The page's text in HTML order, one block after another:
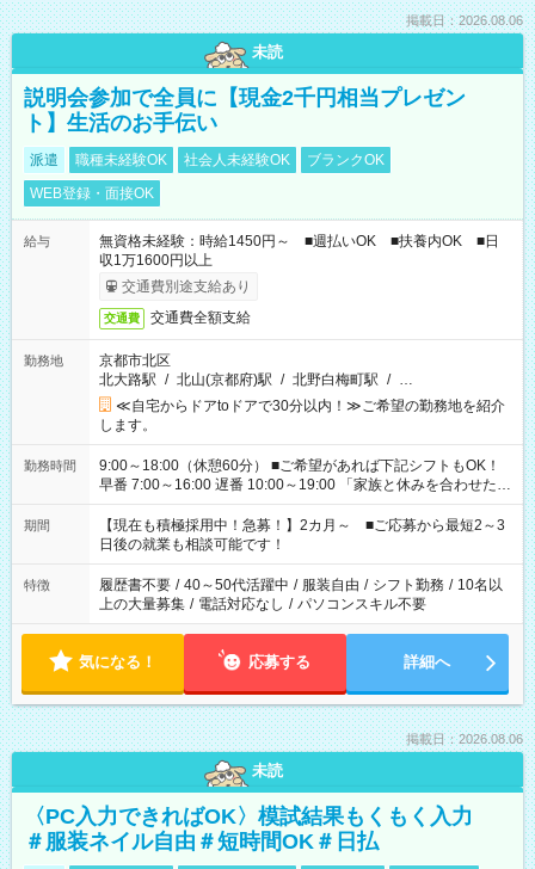
掲載日：2026.08.06
未読
説明会参加で全員に【現金2千円相当プレゼン
ト】生活のお手伝い
派遣 職種未経験OK 社会人未経験OK
ブランクOK
WEB登録・面接OK
給与
無資格未経験：時給1450円～ ■週払いOK ■扶養内OK ■日
収1万1600円以上
交通費別途支給あり
交通費 交通費全額支給
勤務地
京都市北区
北大路駅 / 北山(京都府)駅 / 北野白梅町駅 / …
≪自宅からドアtoドアで30分以内！≫ご希望の勤務地を紹介
します。
勤務時間
9:00～18:00（休憩60分） ■ご希望があれば下記シフトもOK！
早番 7:00～16:00 遅番 10:00～19:00 「家族と休みを合わせた
い」 「余裕を持って夕飯の準備がしたい」 「できれば残業はし
たくない」 など、ご希望を教えてくださいね。 ※Wワーク希望
の方へ 今ご覧のお仕事で希望する勤務時間と、もう1つのお仕事
の勤務時間。 合計で週40時間を超える場合は応募できません。
期間
【現在も積極採用中！急募！】2カ月～ ■ご応募から最短2～3
日後の就業も相談可能です！
特徴 履歴書不要 / 40～50代活躍中 / 服装自由 / シフト勤務 / 10名以
上の大量募集 / 電話対応なし / パソコンスキル不要
気になる！ 応募する 詳細へ
掲載日：2026.08.06
未読
〈PC入力できればOK〉模試結果もくもく入力
＃服装ネイル自由＃短時間OK＃日払